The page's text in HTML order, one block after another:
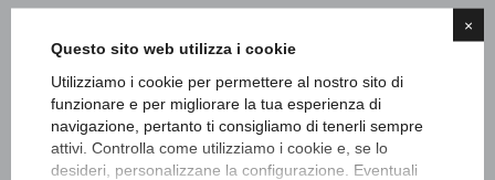
×
Questo sito web utilizza i cookie
Utilizziamo i cookie per permettere al nostro sito di
funzionare e per migliorare la tua esperienza di
navigazione, pertanto ti consigliamo di tenerli sempre
attivi. Controlla come utilizziamo i cookie e, se lo
desideri, personalizzane la configurazione. Eventuali
Login fallito
Controlla il nome utente e la password.
Area riservata